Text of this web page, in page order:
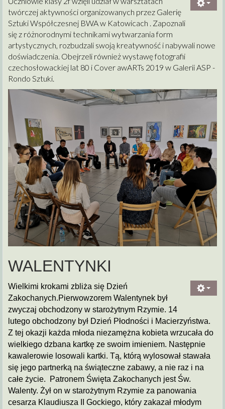
twórczej aktywności organizowanych przez Galerię
Sztuki Współczesnej BWA w Katowicach . Zapoznali
się z różnorodnymi technikami wytwarzania form
artystycznych, rozbudzali swoją kreatywność i nabywali nowe
doświadczenia. Obejrzeli również wystawę fotografii
czechosłowackiej lat 80 i Cover awARTs 2019 w Galerii ASP -
Rondo Sztuki.
WALENTYNKI
Wielkimi krokami zbliża się Dzień
Zakochanych.Pierwowzorem Walentynek był
zwyczaj obchodzony w starożytnym Rzymie. 14
lutego obchodzony był Dzień Płodności i Macierzyństwa.
Z tej okazji każda młoda niezamężna kobieta wrzucała do
wielkiego dzbana kartkę ze swoim imieniem. Następnie
kawalerowie losowali kartki. Tą, którą wylosował stawała
się jego partnerką na świąteczne zabawy, a nie raz i na
całe życie. Patronem Święta Zakochanych jest Św.
Walenty. Żył on w starożytnym Rzymie za panowania
cesarza Klaudiusza II Gockiego, który zakazał młodym